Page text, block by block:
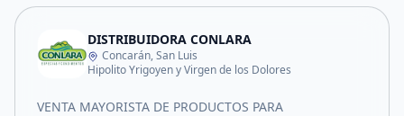
DISTRIBUIDORA CONLARA
Concarán, San Luis
Hipolito Yrigoyen y Virgen de los Dolores
VENTA MAYORISTA DE PRODUCTOS PARA